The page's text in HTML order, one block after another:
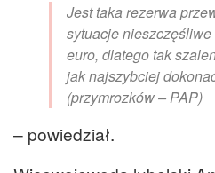
Jest taka rezerwa
sytuacje
euro, dlatego tak
jak najszybciej
(przymrozków – PAP)
– powiedział.